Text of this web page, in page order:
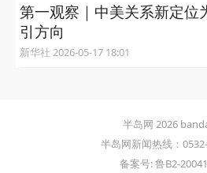
第一观察｜中美关系新定位
引方向
新华社 2026-05-17 18:01
半岛网 2026
半岛网新闻热线：
备案号: 鲁B2-